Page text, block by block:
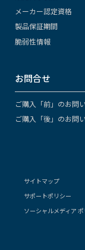
メーカー認定資格
製品保証期間
脆弱性情報
お問合せ
ご購入「前」のお問
ご購入「後」のお問
サイトマップ
サポートポリシー
ソーシャルメディア